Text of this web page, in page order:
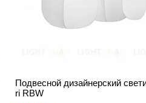
Подвесной дизайнерский
ri RBW